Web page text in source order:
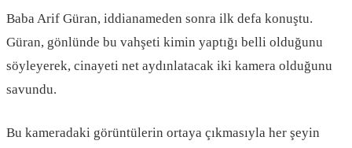
Baba Arif Güran, iddianameden sonra ilk defa konuştu.
Güran, gönlünde bu vahşeti kimin yaptığı belli olduğunu
söyleyerek, cinayeti net aydınlatacak iki kamera olduğunu
savundu.
Bu kameradaki görüntülerin ortaya çıkmasıyla her şeyin